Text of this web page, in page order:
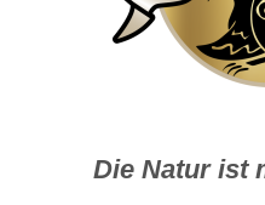
Die Natur ist